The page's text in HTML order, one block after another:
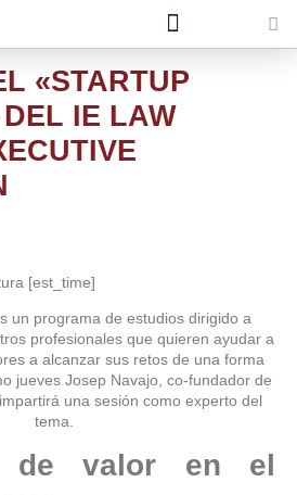
«STARTUP
IE LAW
[est_time]
un programa de estudios dirigido a
profesionales que quieren ayudar a
a alcanzar sus retos de una forma
jueves Josep Navajo, co-fundador de
una sesión como experto del
tema.
de valor en el